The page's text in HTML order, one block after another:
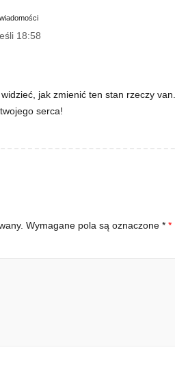
18:58
jak zmienić ten stan rzeczy
serca!
Wymagane pola są oznaczone * *